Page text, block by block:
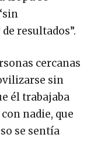
resultados”.
cercanas
sin
él trabajaba
nadie, que
se sentía